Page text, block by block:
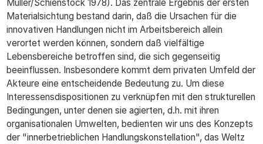
Müller/Schienstock 1978). Das zentrale Ergebnis der ersten
Materialsichtung bestand darin, daß die Ursachen für die
innovativen Handlungen nicht im Arbeitsbereich allein
verortet werden können, sondern daß vielfältige
Lebensbereiche betroffen sind, die sich gegenseitig
beeinflussen. Insbesondere kommt dem privaten Umfeld der
Akteure eine entscheidende Bedeutung zu. Um diese
Interessensdispositionen zu verknüpfen mit den strukturellen
Bedingungen, unter denen sie agierten, d.h. mit ihren
organisationalen Umwelten, bedienten wir uns des Konzepts
der "innerbetrieblichen Handlungskonstellation", das Weltz